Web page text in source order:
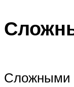
Сложными